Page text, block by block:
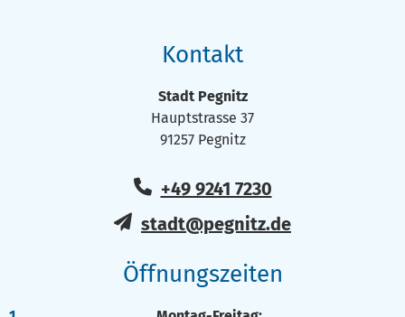
Kontakt
Stadt Pegnitz
Hauptstrasse 37
91257 Pegnitz
+49 9241 7230
stadt@pegnitz.de
Öffnungszeiten